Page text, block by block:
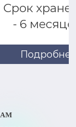
Подробнее
Срок
- 6